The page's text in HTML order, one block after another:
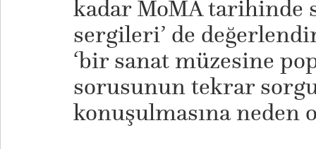
kadar MoMA tarihinde
sergileri’ de
‘bir sanat müzesine
sorusunun tekrar
konuşulmasına neden